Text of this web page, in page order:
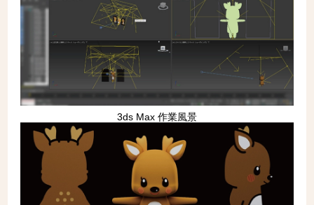
3ds Max 作業風景